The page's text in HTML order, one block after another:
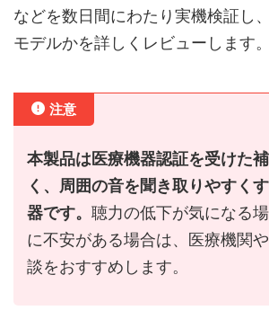
などを数日間にわたり実機検証し
モデルかを詳しくレビューします。
注意
本製品は医療機器認証を受けた
く、周囲の音を聞き取りやすく
器です。 聴力の低下が気になる
に不安がある場合は、医療機関
談をおすすめします。